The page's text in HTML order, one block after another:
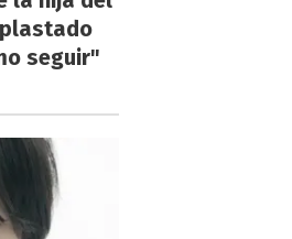
seguir"